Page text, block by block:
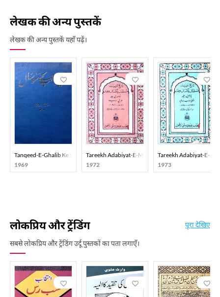
लेखक की अन्य पुस्तकें
लेखक की अन्य पुस्तकें यहाँ पढ़ें।
Tanqeed-E-Ghalib Ke Sau Saal
1969
Tareekh Adabiyat-E-Musalmanan-E-Pakistan-O-
1972
Tareekh Adabiyat-E-
1973
लोकप्रिय और ट्रेंडिंग
सबसे लोकप्रिय और ट्रेंडिंग उर्दू पुस्तकों का पता लगाएँ।
पूरा देखिए